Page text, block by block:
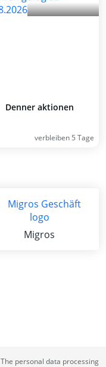
Denner aktionen
verbleiben 5 Tage
Migros
The personal data processing